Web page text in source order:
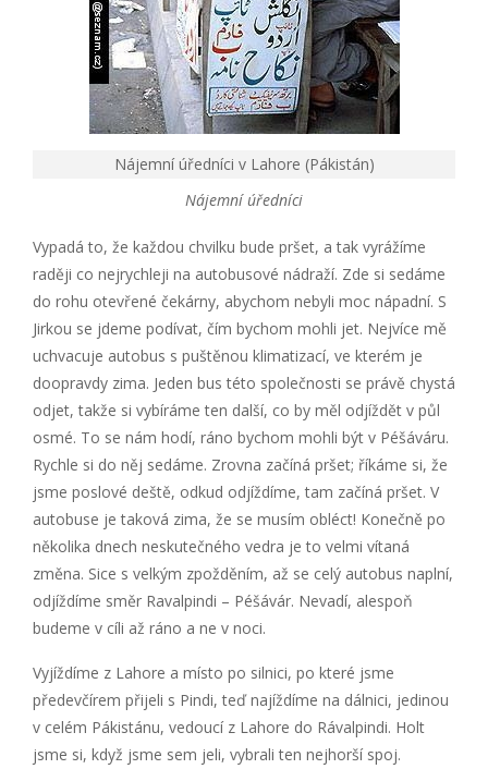
Nájemní úředníci v Lahore (Pákistán)
Nájemní úředníci
Vypadá to, že každou chvilku bude pršet, a tak vyrážíme
raději co nejrychleji na autobusové nádraží. Zde si sedáme
do rohu otevřené čekárny, abychom nebyli moc nápadní. S
Jirkou se jdeme podívat, čím bychom mohli jet. Nejvíce mě
uchvacuje autobus s puštěnou klimatizací, ve kterém je
doopravdy zima. Jeden bus této společnosti se právě chystá
odjet, takže si vybíráme ten další, co by měl odjíždět v půl
osmé. To se nám hodí, ráno bychom mohli být v Péšáváru.
Rychle si do něj sedáme. Zrovna začíná pršet; říkáme si, že
jsme poslové deště, odkud odjíždíme, tam začíná pršet. V
autobuse je taková zima, že se musím obléct! Konečně po
několika dnech neskutečného vedra je to velmi vítaná
změna. Sice s velkým zpožděním, až se celý autobus naplní,
odjíždíme směr Ravalpindi – Péšávár. Nevadí, alespoň
budeme v cíli až ráno a ne v noci.
Vyjíždíme z Lahore a místo po silnici, po které jsme
předevčírem přijeli s Pindi, teď najíždíme na dálnici, jedinou
v celém Pákistánu, vedoucí z Lahore do Rávalpindi. Holt
jsme si, když jsme sem jeli, vybrali ten nejhorší spoj.